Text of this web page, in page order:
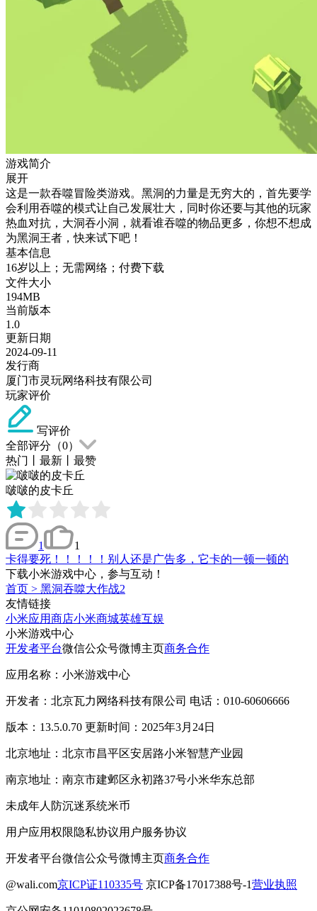
游戏简介
展开
这是一款吞噬冒险类游戏。黑洞的力量是无穷大的，首先要学
会利用吞噬的模式让自己发展壮大，同时你还要与其他的玩家
热血对抗，大洞吞小洞，就看谁吞噬的物品更多，你想不想成
为黑洞王者，快来试下吧！
基本信息
16岁以上；无需网络；付费下载
文件大小
194MB
当前版本
1.0
更新日期
2024-09-11
发行商
厦门市灵玩网络科技有限公司
玩家评价
写评价
全部评分（0）
热门
最新 最赞
啵啵的皮卡丘
1
1
卡得要死！！！！！别人还是广告多，它卡的一顿一顿的
下载小米游戏中心，参与互动！
首页 > 黑洞吞噬大作战2
友情链接
小米应用商店小米商城英雄互娱
小米游戏中心
开发者平台微信公众号微博主页商务合作
应用名称：小米游戏中心
开发者：北京瓦力网络科技有限公司 电话：010-60606666
版本：13.5.0.70 更新时间：2025年3月24日
北京地址：北京市昌平区安居路小米智慧产业园
南京地址：南京市建邺区永初路37号小米华东总部
未成年人防沉迷系统米币
用户应用权限隐私协议用户服务协议
开发者平台微信公众号微博主页商务合作
@wali.com京ICP证110335号 京ICP备17017388号-1营业执照